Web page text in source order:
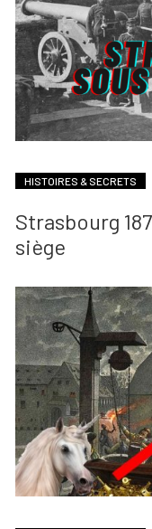
HISTOIRES & SECRETS
Strasbourg
siège